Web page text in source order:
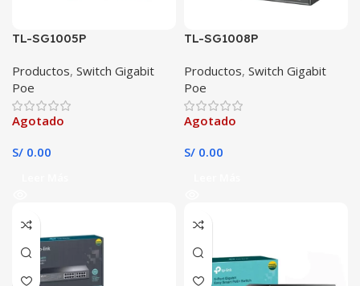
TL-SG1005P
Productos, Switch Gigabit
Poe
Agotado
S/ 0.00
TL-SG1008P
Productos, Switch Gigabit
Poe
Agotado
S/ 0.00